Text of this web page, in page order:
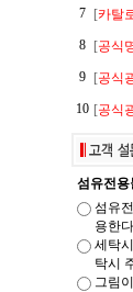
7
[카탈
8
[공식
9
[공식
10 [공식
섬유전용
섬유
용한
세탁
탁시
그림